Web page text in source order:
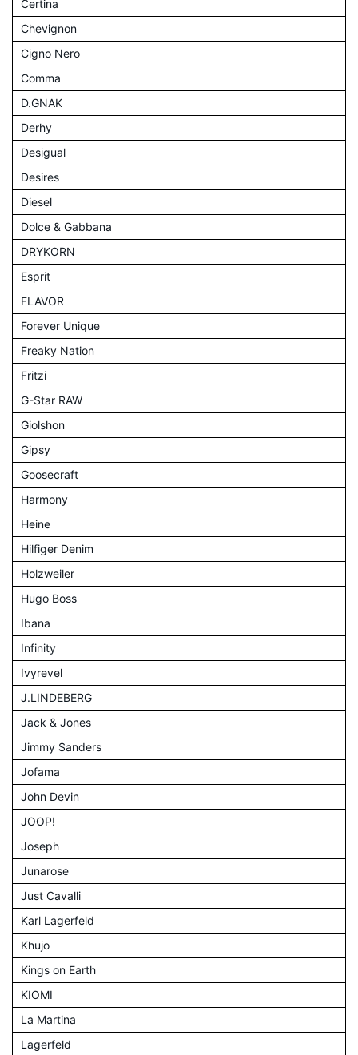
Certina
Chevignon
Cigno Nero
Comma
D.GNAK
Derhy
Desigual
Desires
Diesel
Dolce & Gabbana
DRYKORN
Esprit
FLAVOR
Forever Unique
Freaky Nation
Fritzi
G-Star RAW
Giolshon
Gipsy
Goosecraft
Harmony
Heine
Hilfiger Denim
Holzweiler
Hugo Boss
Ibana
Infinity
Ivyrevel
J.LINDEBERG
Jack & Jones
Jimmy Sanders
Jofama
John Devin
JOOP!
Joseph
Junarose
Just Cavalli
Karl Lagerfeld
Khujo
Kings on Earth
KIOMI
La Martina
Lagerfeld